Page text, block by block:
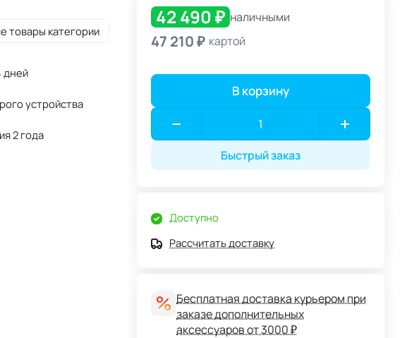
товары категории
дней
устройства
2 года
42 490 ₽ наличными
47 210 ₽ картой
В корзину
Быстрый заказ
Доступно
Рассчитать доставку
Бесплатная доставка курьером при
заказе дополнительных
аксессуаров от 3000 ₽